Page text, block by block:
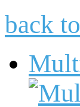
back